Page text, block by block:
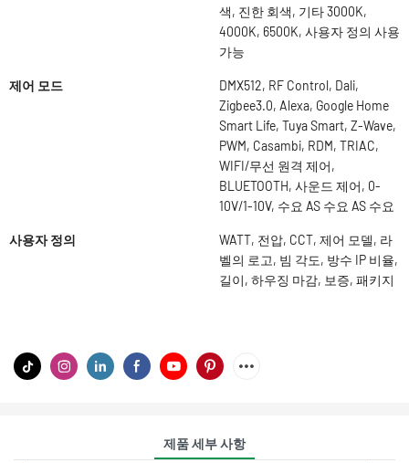
색, 진한 회색, 기타 3000K,
4000K, 6500K, 사용자 정의 사용
가능
제어 모드
DMX512, RF Control, Dali,
Zigbee3.0, Alexa, Google Home
Smart Life, Tuya Smart, Z-Wave,
PWM, Casambi, RDM, TRIAC,
WIFI/무선 원격 제어,
BLUETOOTH, 사운드 제어, 0-
10V/1-10V, 수요 AS 수요 AS 수요
사용자 정의
WATT, 전압, CCT, 제어 모델, 라
벨의 로고, 빔 각도, 방수 IP 비율,
길이, 하우징 마감, 보증, 패키지
제품 세부 사항